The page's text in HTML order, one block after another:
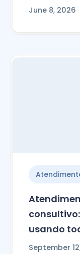
June 8, 2026
usando
September